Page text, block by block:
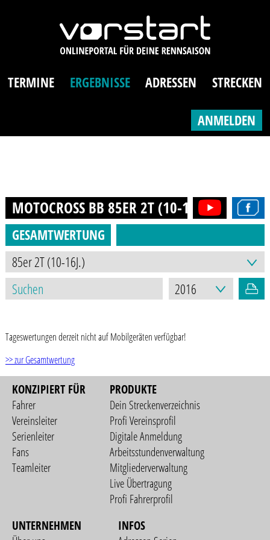
TERMINE ERGEBNISSE ADRESSEN STRECKEN
ANMELDEN
MOTOCROSS BB 85ER 2T (10-16J.)2016
GESAMTWERTUNG
Tageswertungen derzeit nicht auf Mobilgeräten verfügbar!
>> zur Gesamtwertung
KONZIPIERT FÜR
Fahrer
Vereinsleiter
Serienleiter
Fans
Teamleiter
PRODUKTE
Dein Streckenverzeichnis
Profi Vereinsprofil
Digitale Anmeldung
Arbeitsstundenverwaltung
Mitgliederverwaltung
Live Übertragung
Profi Fahrerprofil
UNTERNEHMEN
INFOS